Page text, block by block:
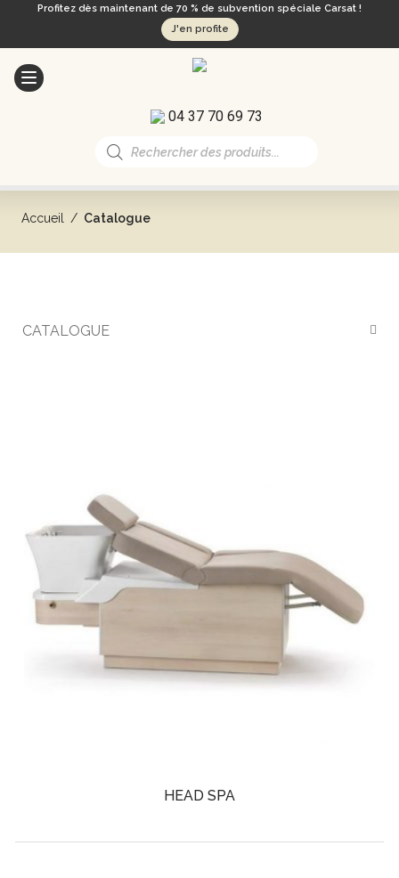
Profitez dès maintenant de 70 % de subvention spéciale Carsat !
J'en profite
04 37 70 69 73
Recherche
de
Accueil / Catalogue
CATALOGUE
HEAD SPA